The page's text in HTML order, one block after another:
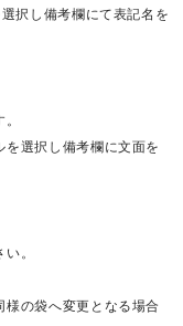
択し備考欄にて表記名を
選択し備考欄に文面を
。
様の袋へ変更となる場合